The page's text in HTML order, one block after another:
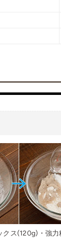
ス(120g)・強力